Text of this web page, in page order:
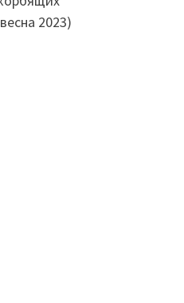
2023)